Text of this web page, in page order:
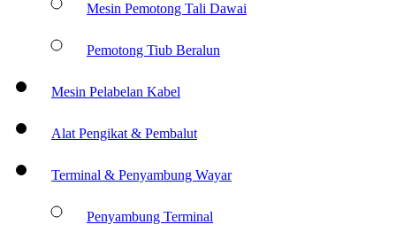
Mesin Pemotong Tali Dawai
Pemotong Tiub Beralun
Mesin Pelabelan Kabel
Alat Pengikat & Pembalut
Terminal & Penyambung Wayar
Penyambung Terminal